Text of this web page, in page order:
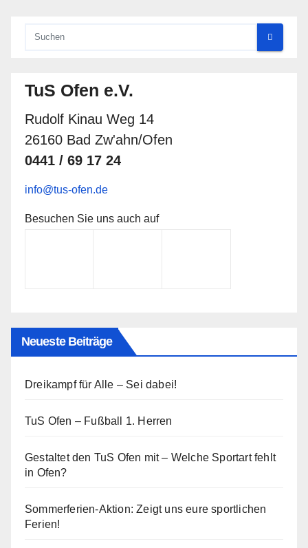
TuS Ofen e.V.
Rudolf Kinau Weg 14
26160 Bad Zw'ahn/Ofen
0441 / 69 17 24
info@tus-ofen.de
Besuchen Sie uns auch auf
Neueste Beiträge
Dreikampf für Alle – Sei dabei!
TuS Ofen – Fußball 1. Herren
Gestaltet den TuS Ofen mit – Welche Sportart fehlt
in Ofen?
Sommerferien-Aktion: Zeigt uns eure sportlichen
Ferien!